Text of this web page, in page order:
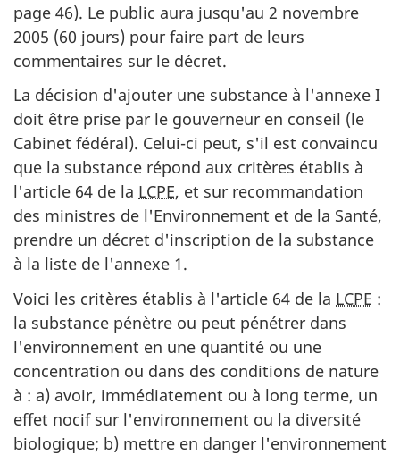
page 46). Le public aura jusqu'au 2 novembre
2005 (60 jours) pour faire part de leurs
commentaires sur le décret.
La décision d'ajouter une substance à l'annexe I
doit être prise par le gouverneur en conseil (le
Cabinet fédéral). Celui-ci peut, s'il est convaincu
que la substance répond aux critères établis à
l'article 64 de la LCPE, et sur recommandation
des ministres de l'Environnement et de la Santé,
prendre un décret d'inscription de la substance
à la liste de l'annexe 1.
Voici les critères établis à l'article 64 de la LCPE :
la substance pénètre ou peut pénétrer dans
l'environnement en une quantité ou une
concentration ou dans des conditions de nature
à : a) avoir, immédiatement ou à long terme, un
effet nocif sur l'environnement ou la diversité
biologique; b) mettre en danger l'environnement